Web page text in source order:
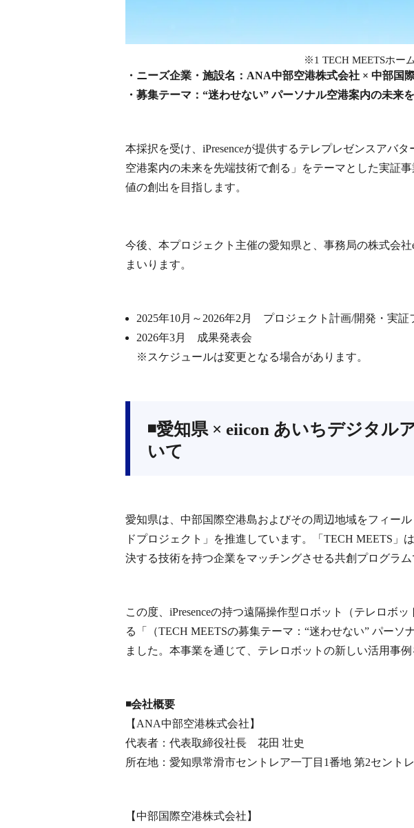
※1 TECH MEETSホー
・ニーズ企業・施設名：ANA中部空港株式会社 × 中部国
・募集テーマ：“迷わせない” パーソナル空港案内の未来
本採択を受け、iPresenceが提供するテレプレゼンスアバ
空港案内の未来を先端技術で創る」をテーマとした実証
値の創出を目指します。
今後、本プロジェクト主催の愛知県と、事務局の株式会
まいります。
2025年10月～2026年2月 プロジェクト計画/開発・実証
2026年3月 成果発表会
※スケジュールは変更となる場合があります。
◾️愛知県 × eiicon あいちデジタ
いて
愛知県は、中部国際空港島およびその周辺地域をフィー
ドプロジェクト」を推進しています。「TECH MEETS
決する技術を持つ企業をマッチングさせる共創プログラム
この度、iPresenceの持つ遠隔操作型ロボット（テレロボッ
る「（TECH MEETSの募集テーマ：“迷わせない” パー
ました。本事業を通じて、テレロボットの新しい活用事
◾️会社概要
【ANA中部空港株式会社】
代表者：代表取締役社長 花田 壮史
所在地：愛知県常滑市セントレア一丁目1番地 第2セント
【中部国際空港株式会社】